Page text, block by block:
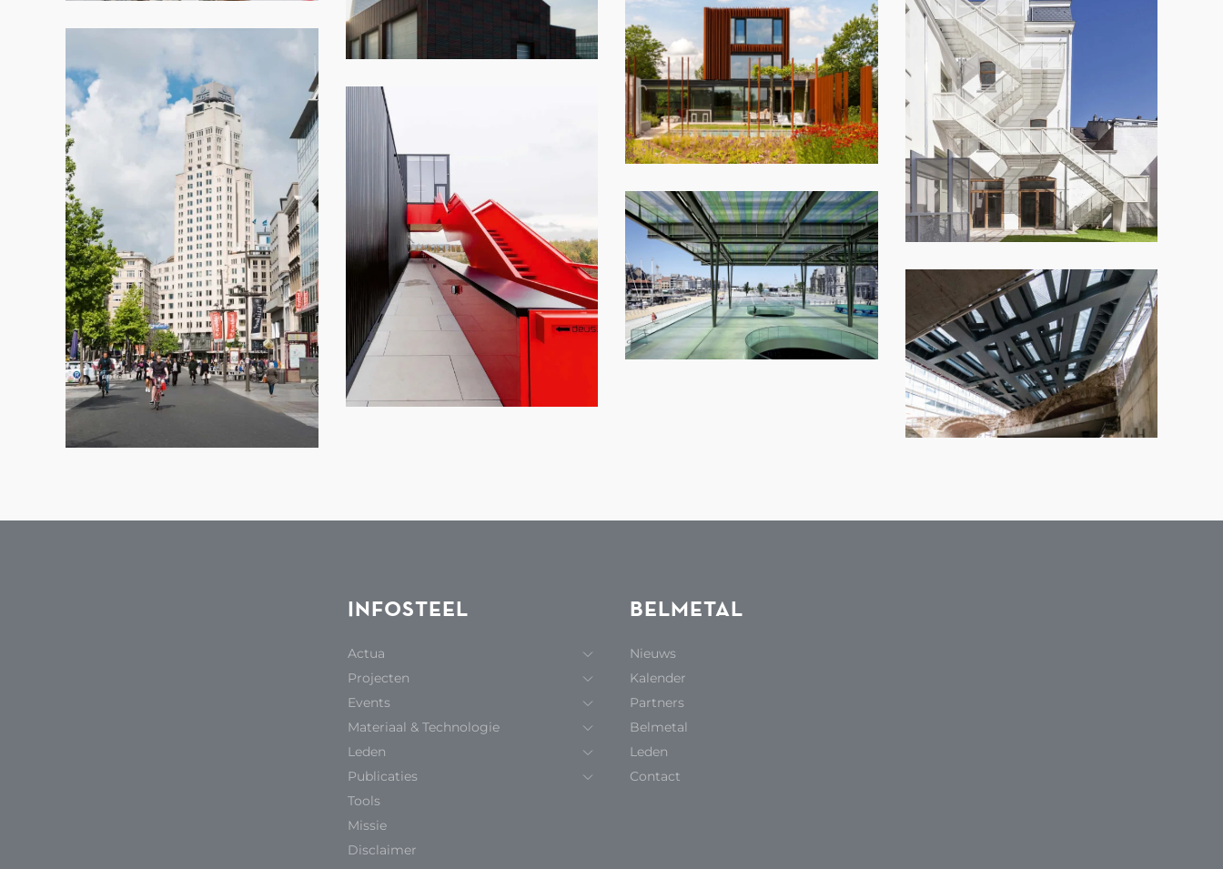
INFOSTEEL
Actua
Projecten
Events
Materiaal & Technologie
Leden
Publicaties
Tools
Missie
Disclaimer
BELMETAL
Nieuws
Kalender
Partners
Belmetal
Leden
Contact